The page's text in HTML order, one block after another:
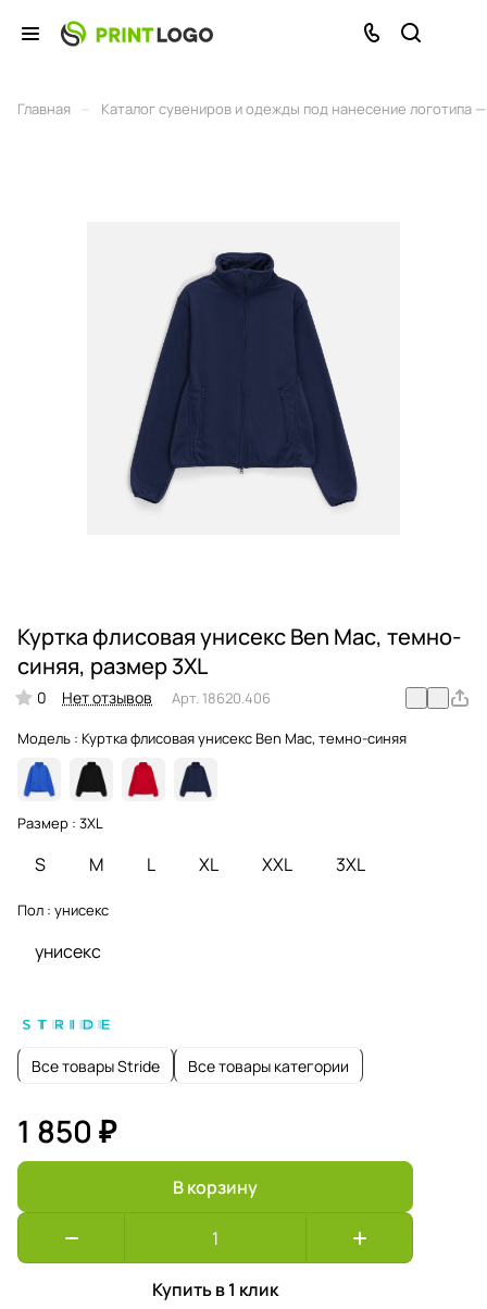
Главная Каталог сувениров и одежды под нанесение логотипа
Куртка флисовая унисекс Ben Mac, темно-
синяя, размер 3XL
0 Нет отзывов Арт. 18620.406
Модель : Куртка флисовая унисекс Ben Mac, темно-синяя
Размер : 3XL
S M L XL XXL 3XL
Пол : унисекс
унисекс
Все товары Stride Все товары категории
1 850 ₽
В корзину
Купить в 1 клик